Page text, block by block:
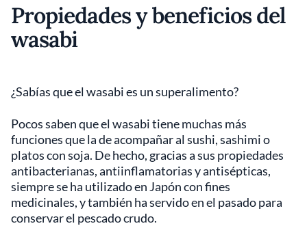
Propiedades y beneficios del
wasabi
¿Sabías que el wasabi es un superalimento?
Pocos saben que el wasabi tiene muchas más
funciones que la de acompañar al sushi, sashimi o
platos con soja. De hecho, gracias a sus propiedades
antibacterianas, antiinflamatorias y antisépticas,
siempre se ha utilizado en Japón con fines
medicinales, y también ha servido en el pasado para
conservar el pescado crudo.